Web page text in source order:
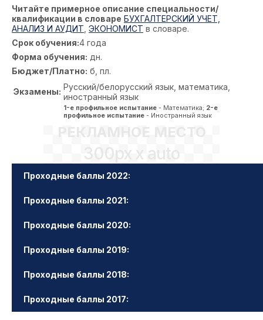
Читайте примерное описание специальности/
квалификации в словаре БУХГАЛТЕРСКИЙ УЧЕТ,
АНАЛИЗ И АУДИТ ЭКОНОМИСТ в словаре.
Срок обучения:4 года
Форма обучения: дн.
Бюджет/Платно: б, пл.
Экзамены: Русский/белорусский язык, математика,
иностранный язык
1-е профильное испытание - Математика; 2-е
профильное испытание - Иностранный язык
РЕКЛАМНОЕ МЕСТО
300px x auto
Проходные баллы 2022:
Проходные баллы 2021:
Проходные баллы 2020:
Проходные баллы 2019:
Проходные баллы 2018:
Проходные баллы 2017: